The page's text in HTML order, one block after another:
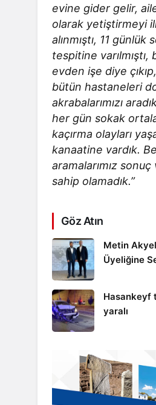
evine gider gelir,
olarak yetiştirmeyi
alınmıştı, 11
tespitine varılmıştı,
evden işe diye
bütün hastaneleri
akrabalarımızı
her gün sokak
kaçırma olayları
kanaatine vardık.
aramalarımız
sahip olamadık.”
Göz Atın
Metin
Üyeliğine
Hasankeyf
yaralı